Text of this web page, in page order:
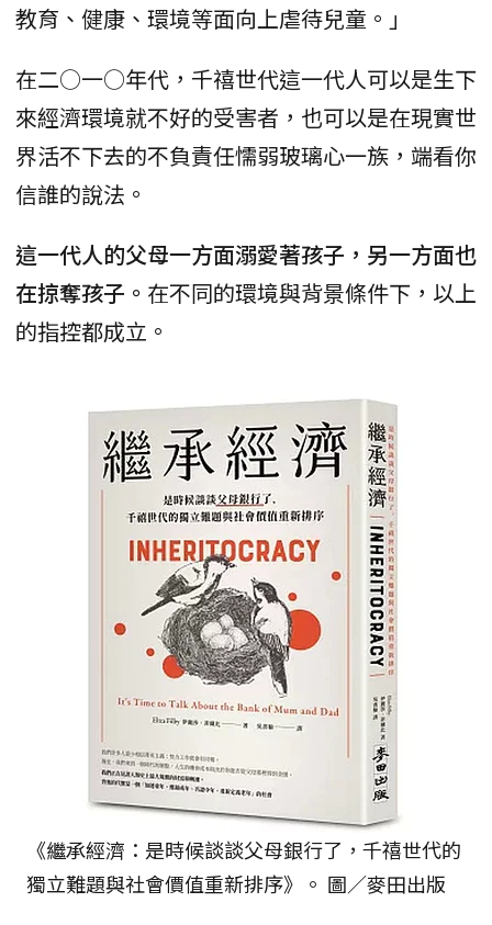
教育、健康、環境等面向上虐待兒童。」
在二○一○年代，千禧世代這一代人可以是生下
來經濟環境就不好的受害者，也可以是在現實世
界活不下去的不負責任懦弱玻璃心一族，端看你
信誰的說法。
這一代人的父母一方面溺愛著孩子，另一方面也
在掠奪孩子。 在不同的環境與背景條件下，以上
的指控都成立。
《繼承經濟：是時候談談父母銀行了，千禧世代的
獨立難題與社會價值重新排序》。 圖／麥田出版